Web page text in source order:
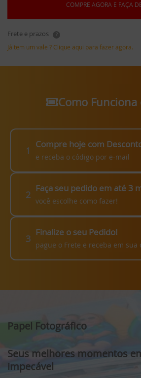
COMPRE AGORA E FAÇA
Frete e prazos ?
Já tem um vale ? Clique aqui para fazer agora.
Como Funciona
1
Compre hoje com
e receba o código por e-mail
2
Faça seu pedido em até 3
você escolhe como fazer!
3
Finalize o seu Pedido!
pague o Frete e receba em sua
Papel Fotográfico
Seus melhores momentos
impecável